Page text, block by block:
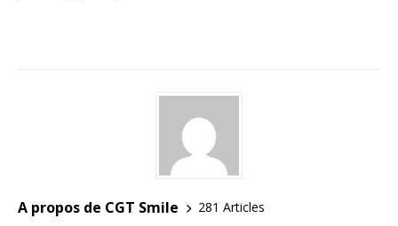
A propos de CGT Smile
281 Articles